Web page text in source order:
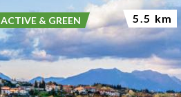
ACTIVE & GREEN 5.5 km